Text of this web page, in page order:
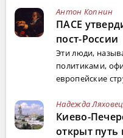
Антон Копнин
ПАСЕ
пост-России
Эти люди,
политиками,
европейские
Надежда
Киево-
открыт путь